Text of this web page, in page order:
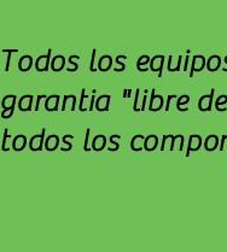
Todos los
garantia "libre
todos los